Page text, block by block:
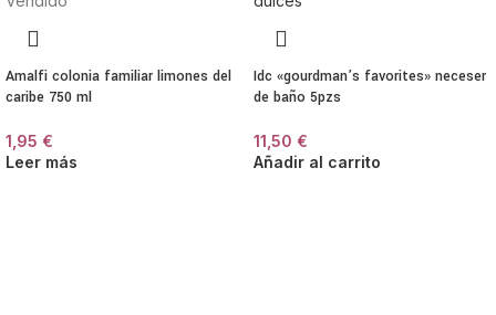
Amalfi colonia familiar limones del
caribe 750 ml
1,95 €
Leer más
Idc «gourdman’s favorites» neceser
de baño 5pzs
11,50 €
Añadir al carrito